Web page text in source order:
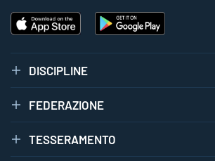
DISCIPLINE
FEDERAZIONE
TESSERAMENTO